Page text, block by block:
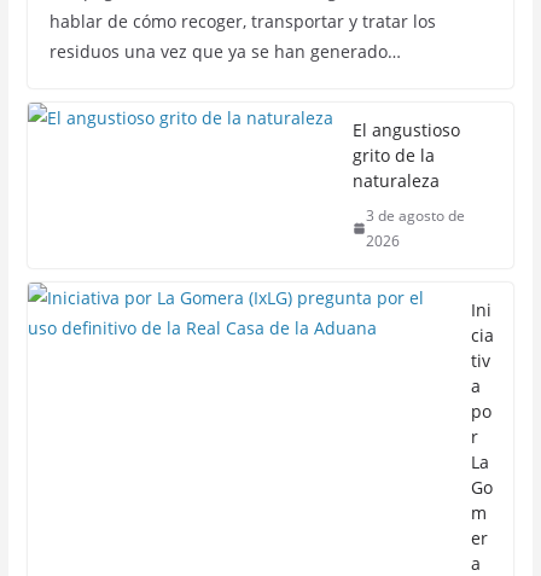
hablar de cómo recoger, transportar y tratar los
residuos una vez que ya se han generado…
El angustioso
grito de la
naturaleza
3 de agosto de
2026
Ini
cia
tiv
a
po
r
La
Go
m
er
a